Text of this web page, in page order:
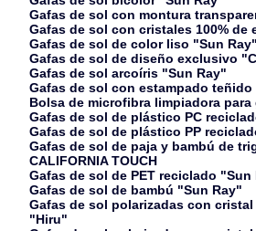
Gafas de sol con montura
Gafas de sol con cristales 100% de
Gafas de sol de color liso "Sun Ray"
Gafas de sol de diseño exclusivo
Gafas de sol arcoíris "Sun Ray"
Gafas de sol con estampado
Bolsa de microfibra limpiadora
Gafas de sol de plástico PC
Gafas de sol de plástico PP
Gafas de sol de paja y bambú de
CALIFORNIA TOUCH
Gafas de sol de PET reciclado "Sun
Gafas de sol de bambú "Sun Ray"
Gafas de sol polarizadas con
"Hiru"